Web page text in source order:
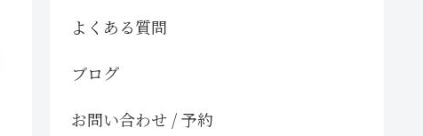
よくある質問
ブログ
お問い合わせ / 予約